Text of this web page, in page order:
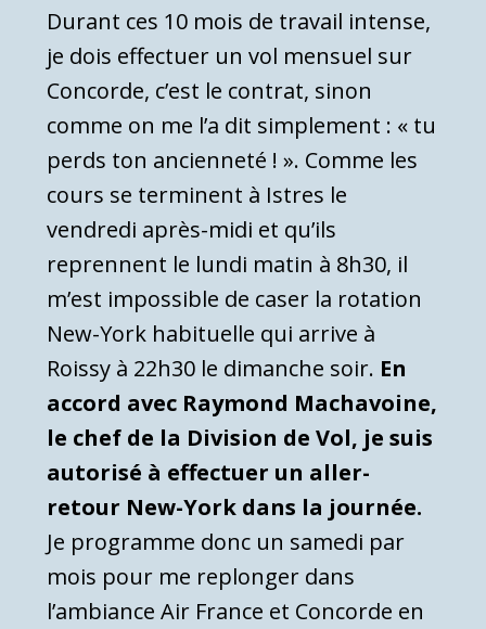
Durant ces 10 mois de travail intense,
je dois effectuer un vol mensuel sur
Concorde, c’est le contrat, sinon
comme on me l’a dit simplement : « tu
perds ton ancienneté ! ». Comme les
cours se terminent à Istres le
vendredi après-midi et qu’ils
reprennent le lundi matin à 8h30, il
m’est impossible de caser la rotation
New-York habituelle qui arrive à
Roissy à 22h30 le dimanche soir. En
accord avec Raymond Machavoine,
le chef de la Division de Vol, je suis
autorisé à effectuer un aller-
retour New-York dans la journée.
Je programme donc un samedi par
mois pour me replonger dans
l’ambiance Air France et Concorde en